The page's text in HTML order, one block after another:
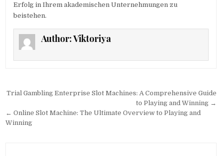
Erfolg in Ihrem akademischen Unternehmungen zu
beistehen.
Author:Viktoriya
Post navigation
Trial Gambling Enterprise Slot Machines: A Comprehensive Guide
to Playing and Winning →
← Online Slot Machine: The Ultimate Overview to Playing and
Winning